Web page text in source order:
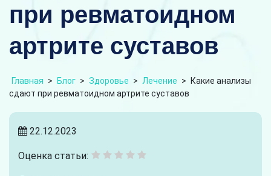
при ревматоидном
артрите суставов
Главная > Блог > Здоровье > Лечение >
Какие анализы
сдают при ревматоидном артрите суставов
22.12.2023
Оценка статьи: